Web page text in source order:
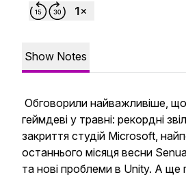
Show Notes
Обговорили найважливіше,
геймдеві у травні: рекордні
закриття студій Microsoft,
останнього місяця весни
та нові проблеми в Unity. А ще